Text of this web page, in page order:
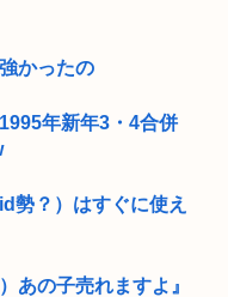
かったの
年新年3・4合併
勢？）はすぐに使え
あの子売れますよ』